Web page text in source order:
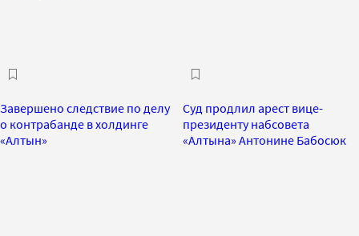
Завершено следствие по делу
о контрабанде в холдинге
«Алтын»
Суд продлил арест вице-
президенту набсовета
«Алтына» Антонине Бабосюк